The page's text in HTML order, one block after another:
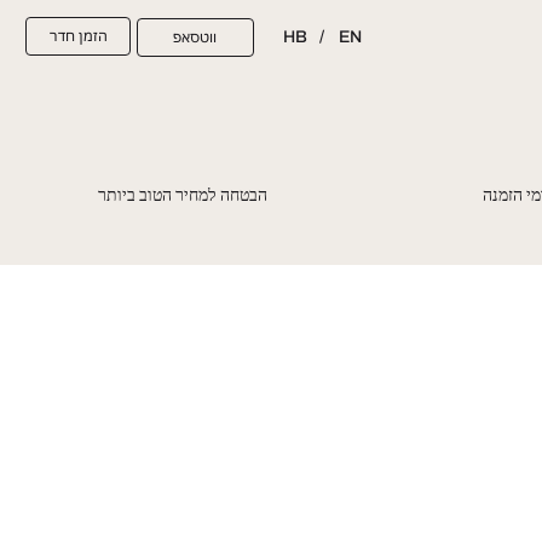
הזמן חדר ווטסאפ HB / EN
הבטחה למחיר הטוב ביותר הזמנה